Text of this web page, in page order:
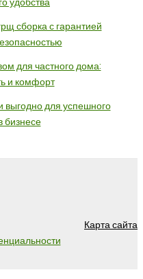
сборка с гарантией
для частного дома:
и комфорт
выгодно для успешного
бизнесе
Карта сайта